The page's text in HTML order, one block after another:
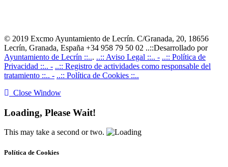
© 2019 Excmo Ayuntamiento de Lecrín. C/Granada, 20, 18656
Lecrín, Granada, España +34 958 79 50 02 ..::Desarrollado por
Ayuntamiento de Lecrín ::... ..:: Aviso Legal ::.. - ..:: Política de
Privacidad ::.. - ..:: Registro de actividades como responsable del
tratamiento ::.. - ..:: Política de Cookies ::..
Close Window
Loading, Please Wait!
This may take a second or two.
Política de Cookies